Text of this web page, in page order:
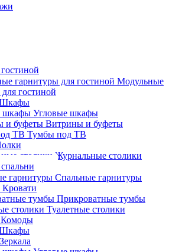
Модульные
гостиной
Угловые шкафы
Витрины и буфеты
Тумбы под ТВ
Журнальные столики
Спальные гарнитуры
Кровати
Прикроватные тумбы
Туалетные столики
Комоды
Зеркала